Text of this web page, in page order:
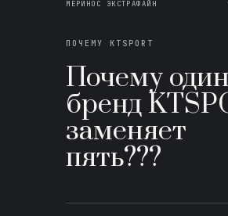
МЕРИНОС ЭКСТРАФАЙН
ПОЧЕМУ KTSPORT
Почему один
бренд
заменяет
пять???